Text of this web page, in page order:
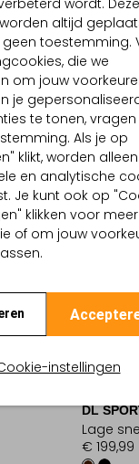
altijd
geen toestemming.
die we
om jouw
je
te tonen, vragen
Als je op
klikt, worden
en analytische
Je kunt ook op
klikken voor meer
of om jouw
instellingen
DL
Lage
€ 199,99
DL
Lage
€ 199,99